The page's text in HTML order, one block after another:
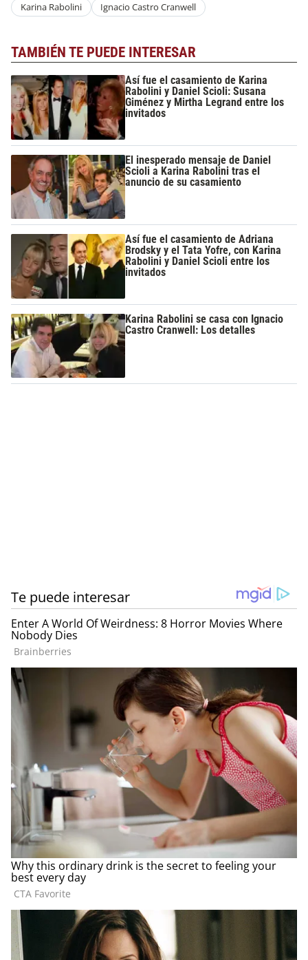
Karina Rabolini Ignacio Castro Cranwell
TAMBIÉN TE PUEDE INTERESAR
Así fue el casamiento de Karina
Rabolini y Daniel Scioli: Susana
Giménez y Mirtha Legrand entre los
invitados
El inesperado mensaje de Daniel
Scioli a Karina Rabolini tras el
anuncio de su casamiento
Así fue el casamiento de Adriana
Brodsky y el Tata Yofre, con Karina
Rabolini y Daniel Scioli entre los
invitados
Karina Rabolini se casa con Ignacio
Castro Cranwell: Los detalles